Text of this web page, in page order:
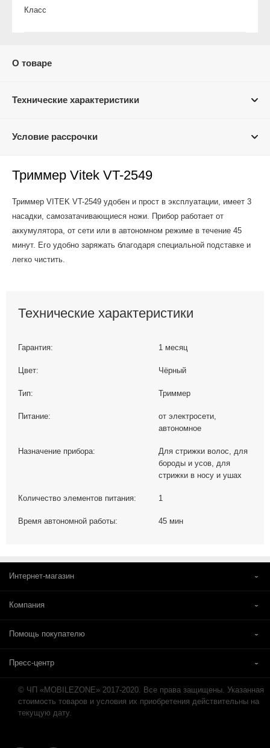
Класс
О товаре
Технические характеристики
Условие рассрочки
Триммер Vitek VT-2549
Триммер VITEK VT-2549 удобен и прост в эксплуатации, имеет 3
насадки, самозатачивающиеся ножи. Прибор работает от
аккумулятора, от сети или в автономном режиме в течение 45
минут. Его удобно заряжать благодаря специальной подставке и
легко чистить.
Технические характеристики
Гарантия: 1 месяц
Цвет: Чёрный
Тип: Триммер
Питание:
от электросети,
автономное
Назначение прибора:
Для стрижки волос, для
бороды и усов, для
стрижки в носу и ушах
Количество элементов питания: 1
Время автономной работы: 45 мин
Интернет-магазин
Компания
Помощь покупателю
Пресс-центр
© ЧП «MOBILEZONE» 2017-2020. Все права защищены. Указанная
стоимость товаров и условия их приобретения действительны на
текущую дату.